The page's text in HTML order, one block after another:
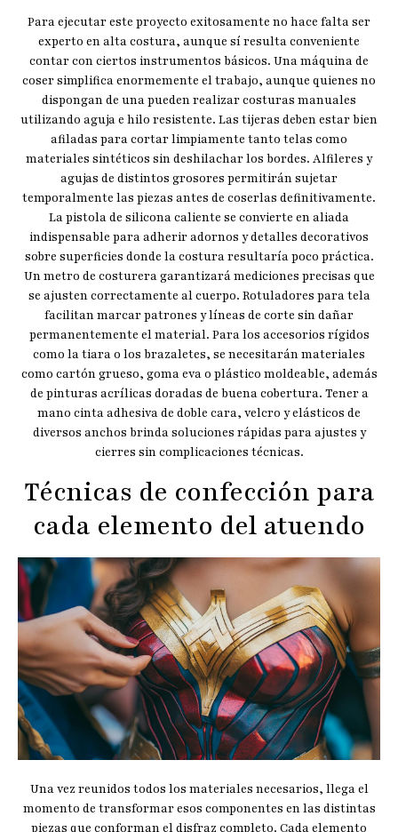
Para ejecutar este proyecto exitosamente no hace falta ser
experto en alta costura, aunque sí resulta conveniente
contar con ciertos instrumentos básicos. Una máquina de
coser simplifica enormemente el trabajo, aunque quienes no
dispongan de una pueden realizar costuras manuales
utilizando aguja e hilo resistente. Las tijeras deben estar bien
afiladas para cortar limpiamente tanto telas como
materiales sintéticos sin deshilachar los bordes. Alfileres y
agujas de distintos grosores permitirán sujetar
temporalmente las piezas antes de coserlas definitivamente.
La pistola de silicona caliente se convierte en aliada
indispensable para adherir adornos y detalles decorativos
sobre superficies donde la costura resultaría poco práctica.
Un metro de costurera garantizará mediciones precisas que
se ajusten correctamente al cuerpo. Rotuladores para tela
facilitan marcar patrones y líneas de corte sin dañar
permanentemente el material. Para los accesorios rígidos
como la tiara o los brazaletes, se necesitarán materiales
como cartón grueso, goma eva o plástico moldeable, además
de pinturas acrílicas doradas de buena cobertura. Tener a
mano cinta adhesiva de doble cara, velcro y elásticos de
diversos anchos brinda soluciones rápidas para ajustes y
cierres sin complicaciones técnicas.
Técnicas de confección para
cada elemento del atuendo
Una vez reunidos todos los materiales necesarios, llega el
momento de transformar esos componentes en las distintas
piezas que conforman el disfraz completo. Cada elemento